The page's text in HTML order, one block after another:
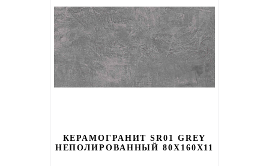
КЕРАМОГРАНИТ SR01 GREY
НЕПОЛИРОВАННЫЙ 80X160Х11